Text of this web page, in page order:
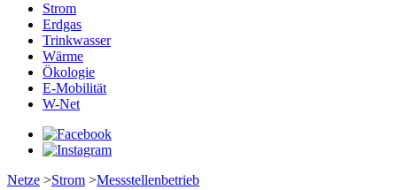
Strom
Erdgas
Trinkwasser
Wärme
Ökologie
E-Mobilität
W-Net
Netze >Strom >Messstellenbetrieb